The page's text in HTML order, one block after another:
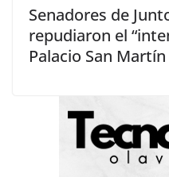
Senadores de
repudiaron el
Palacio San Martín